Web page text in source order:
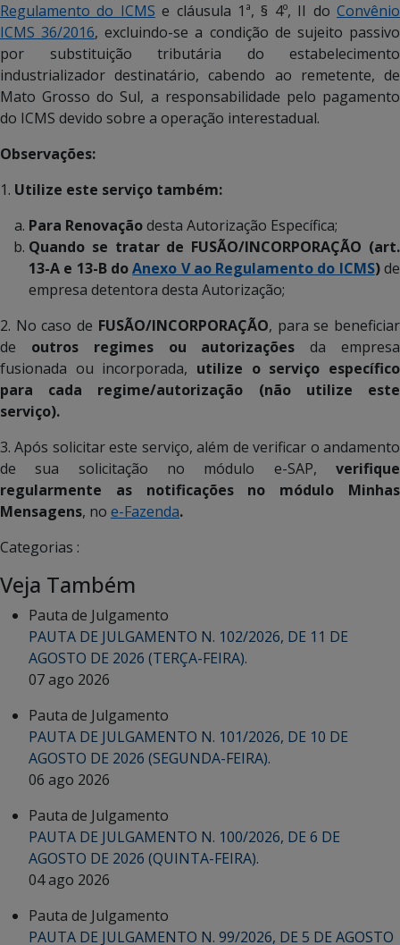
Regulamento do ICMS e cláusula 1ª, § 4º, II doConvênio
ICMS 36/2016, excluindo-se a condição de sujeito passivo
por substituição tributária do estabelecimento
industrializador destinatário, cabendo ao remetente, de
Mato Grosso do Sul, a responsabilidade pelo pagamento
do ICMS devido sobre a operação interestadual.
Observações:
1. Utilize este serviço também:
Para Renovaçãodesta Autorização Específica;
Quando se tratar de FUSÃO/INCORPORAÇÃO (art.
13-A e 13-B doAnexo V ao Regulamento do ICMS)de
empresa detentora desta Autorização;
2. No caso de FUSÃO/INCORPORAÇÃO, para se beneficiar
de outros regimes ou autorizações da empresa
fusionada ou incorporada, utilize o serviço específico
para cada regime/autorização (não utilize este
serviço).
3. Após solicitar este serviço, além de verificar o andamento
de sua solicitação no módulo e-SAP, verifique
regularmente as notificações no módulo
Minhas
Mensagens, no e-Fazenda.
Categorias :
Veja Também
Pauta de Julgamento
PAUTA DE JULGAMENTO N. 102/2026, DE 11 DE
AGOSTO DE 2026 (TERÇA-FEIRA).
07 ago 2026
Pauta de Julgamento
PAUTA DE JULGAMENTO N. 101/2026, DE 10 DE
AGOSTO DE 2026 (SEGUNDA-FEIRA).
06 ago 2026
Pauta de Julgamento
PAUTA DE JULGAMENTO N. 100/2026, DE 6 DE
AGOSTO DE 2026 (QUINTA-FEIRA).
04 ago 2026
Pauta de Julgamento
PAUTA DE JULGAMENTO N. 99/2026, DE 5 DE AGOSTO